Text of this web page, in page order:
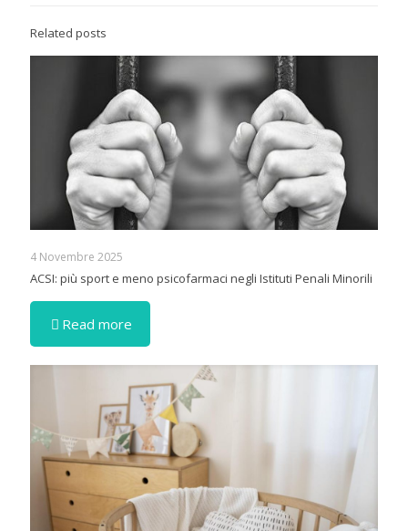
Related posts
4 Novembre 2025
ACSI: più sport e meno psicofarmaci negli Istituti Penali Minorili
Read more